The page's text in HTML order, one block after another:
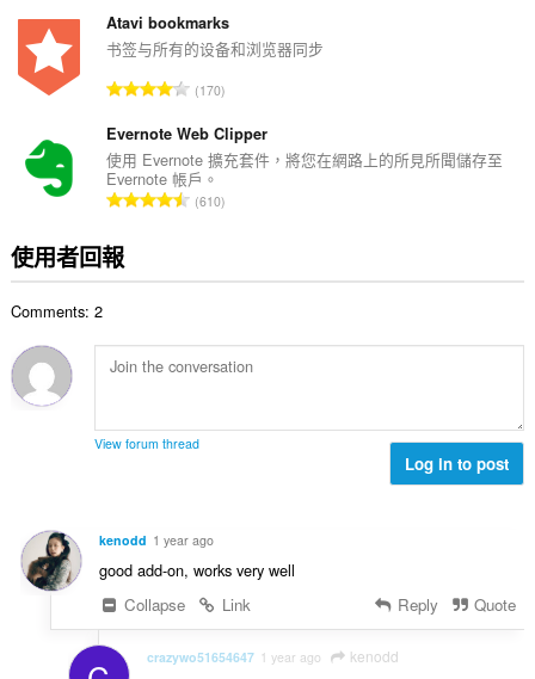
的
總
數
Atavi bookmarks
书签与所有的设备和浏览器同步
評
的
總
次
數
170
Evernote Web Clipper
使用 Evernote 擴充套件，將您在網路上的所見所聞儲存至
Evernote 帳戶。
評
:
610
使用者回報
Comments: 2
View forum thread
Log in to post
kenodd 1 year ago
good add-on, works very well
Collapse
Link Reply Quote
crazywo51654647 1 year ago kenodd